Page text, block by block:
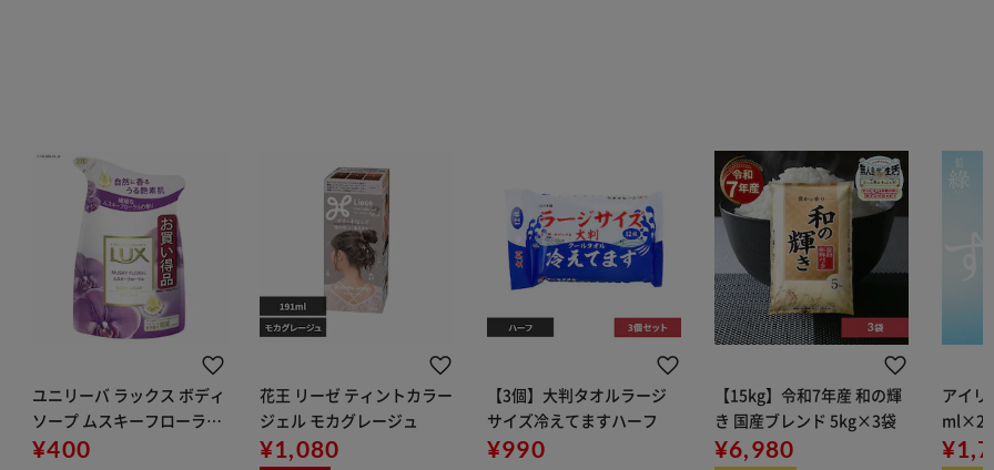
ユニリーバ ラックス ボディ
ソープ ムスキーフローラル
つめかえ用
¥400
花王 リーゼ ティントカラー
ジェル モカグレージュ
¥1,080
【3個】大判タオルラージ
サイズ冷えてますハーフ
¥990
【15kg】令和7年産 和の輝
き 国産ブレンド 5kg×3袋
¥6,980
アイリ
ml×24
用